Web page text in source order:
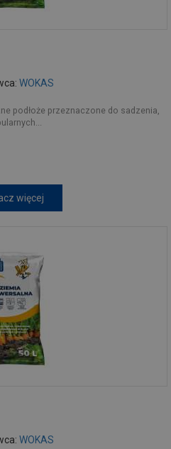
WOKAS
podłoże przeznaczone do sadzenia,
więcej
WOKAS